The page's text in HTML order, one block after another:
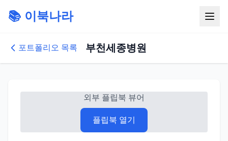
📚 이북나라
포트폴리오 목록 부천세종병원
외부 플립북 뷰어
플립북 열기